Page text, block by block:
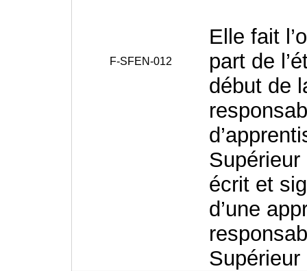
F-SFEN-012
Elle fait
part de
début de
Supérieur
écrit et
d’une